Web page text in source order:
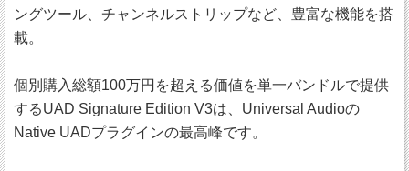
ングツール、チャンネルストリップなど、豊富な機能を搭
載。
個別購入総額100万円を超える価値を単一バンドルで提供
するUAD Signature Edition V3は、Universal Audioの
Native UADプラグインの最高峰です。